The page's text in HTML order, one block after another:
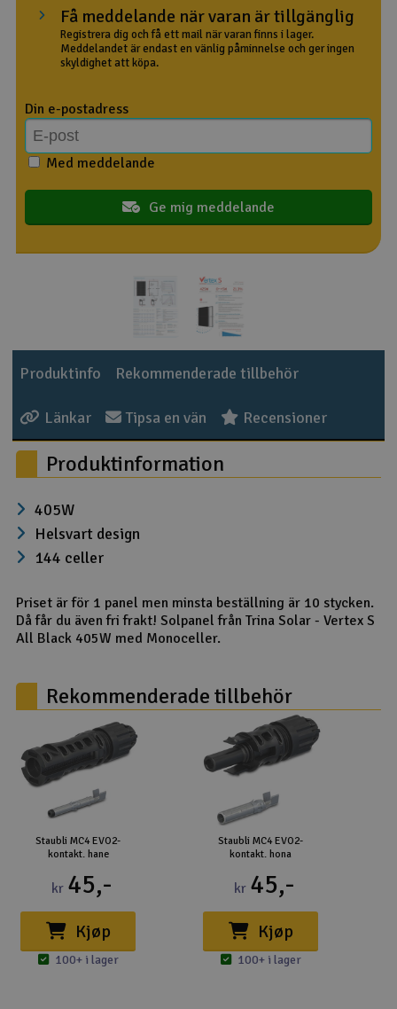
Scooter & elfordon
Solenergi
Verktyg, utrustning och tillbehör
Presentkort
Få meddelande när varan är tillgänglig
Registrera dig och få ett mail när varan finns i lager.
Meddelandet är endast en vänlig påminnelse och ger ingen
skyldighet att köpa.
Din e-postadress
Med meddelande
Ge mig meddelande
Produktinfo Rekommenderade tillbehör
Länkar Tipsa en vän Recensioner
Produktinformation
405W
Helsvart design
144 celler
Priset är för 1 panel men minsta beställning är 10 stycken.
Då får du även fri frakt! Solpanel från Trina Solar - Vertex S
All Black 405W med Monoceller.
Rekommenderade tillbehör
Staubli MC4 EVO2-
kontakt. hane
kr 45,-
Kjøp
100+ i lager
Staubli MC4 EVO2-
kontakt. hona
kr 45,-
Kjøp
100+ i lager